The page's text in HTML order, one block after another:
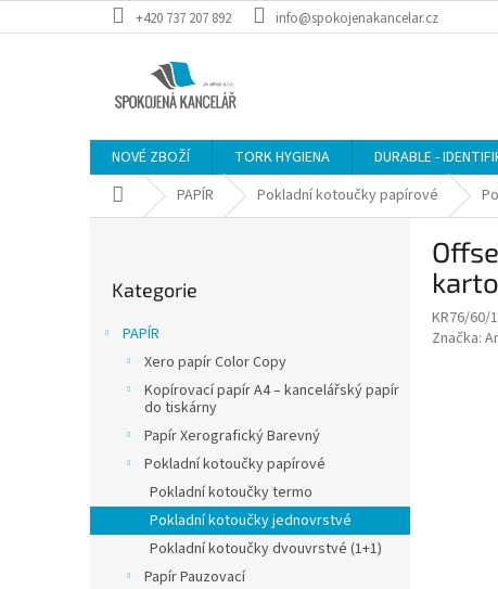
na
+420 737 207 892 info@spokojenakancelar.cz
NOVÉ ZBOŽÍ TORK HYGIENA DURABLE -
Domů PAPÍR Pokladní kotoučky papírové
e
l
kategorie
Kategorie
PAPÍR
Xero papír Color Copy
Kopírovací papír A4 – kancelářský papír
do tiskárny
Papír Xerografický Barevný
Pokladní kotoučky papírové
Pokladní kotoučky termo
Pokladní kotoučky jednovrstvé
Pokladní kotoučky dvouvrstvé (1+1)
Papír Pauzovací
KR76/60/
Značka: